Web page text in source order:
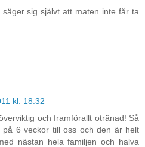
sig självt att maten inte får ta
kl. 18:32
och framförallt otränad! Så
6 veckor till oss och den är helt
nästan hela familjen och halva